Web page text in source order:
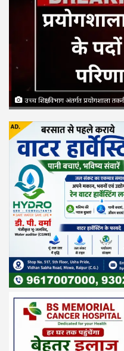
उच्च शिक्षा विभाग अंतर्गत प्रयोगशाला